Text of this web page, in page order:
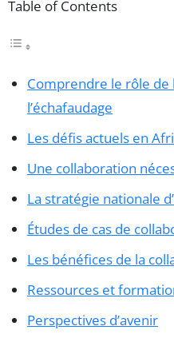
Table of Contents
Comprendre le rôle de
l’échafaudage
Les défis actuels en
Une collaboration
La stratégie nationale
Études de cas de
Les bénéfices de la
Ressources et
Perspectives d’avenir